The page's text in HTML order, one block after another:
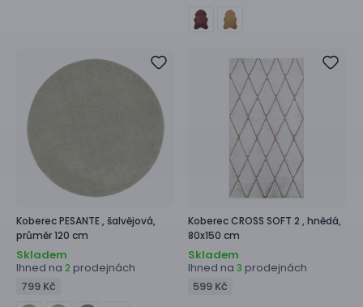
KoberecPESANTE , šalvějová,
průměr 120 cm
Skladem
Ihned na 2 prodejnách
799 Kč
KoberecCROSS SOFT 2 , hnědá,
80x150 cm
Skladem
Ihned na 3 prodejnách
599 Kč